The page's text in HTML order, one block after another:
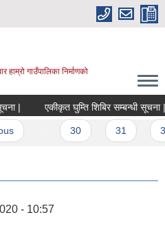
हाम्रो गाउँपालिका निर्माणको
| एकीकृत घुम्ति शिबिर सम्बन्धी सूचना |
30 31 32
- 10:57